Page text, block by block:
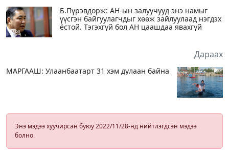
Б.Пүрэвдорж: АН-ын залуучууд энэ намыг
үүсгэн байгуулагчдыг хөөж зайлуулаад нэгдэх
ёстой. Тэгэхгүй бол АН цаашдаа явахгүй
Дараах
МАРГААШ: Улаанбаатарт 31 хэм дулаан байна
Энэ мэдээ хуучирсан буюу 2022/11/28-нд нийтлэгдсэн мэдээ
болно.